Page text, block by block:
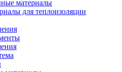
материалы
для теплоизоляции